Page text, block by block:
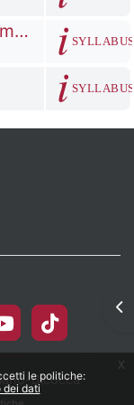
le politiche:
dei dati
x
Tecniche di Diagnostica per Immagini I SYLLABUS
SYLLABUS
Bicocca